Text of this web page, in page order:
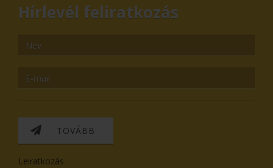
Hírlevél feliratkozás
TOVÁBB
Leiratkozás